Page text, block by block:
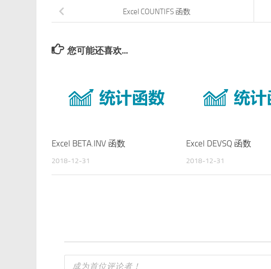
Excel COUNTIFS 函数
您可能还喜欢...
Excel BETA.INV 函数
2018-12-31
Excel DEVSQ 函数
2018-12-31